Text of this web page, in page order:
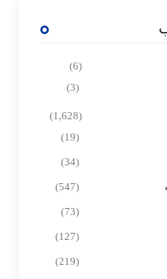
(6)
(3)
(1,628)
(19)
(34)
(547)
(73)
(127)
(219)